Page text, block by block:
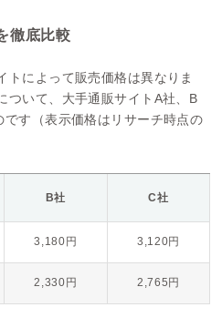
徹底比較
トによって販売価格は異なりま
ついて、大手通販サイトA社、B
す（表示価格はリサーチ時点の
B社 C社
3,180円 3,120円
2,330円 2,765円